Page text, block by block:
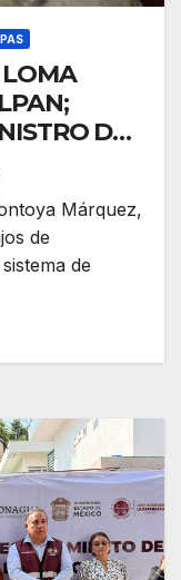
DE
Márquez,
de
de